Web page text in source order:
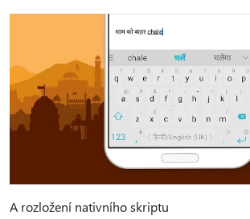
A rozložení nativního skriptu